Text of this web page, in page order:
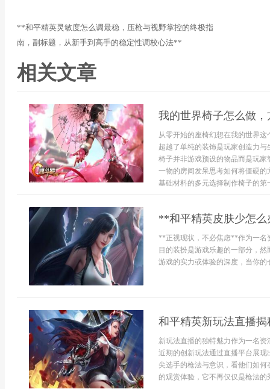
**和平精英灵敏度怎么调最稳，压枪与视野掌控的终极指
南，副标题，从新手到高手的稳定性调校心法**
相关文章
我的世界椅子怎么做
从零开始的座椅幻想在我的世界
超越了单纯的装饰是玩家创造力
椅子并非游戏预设的物品而是玩
一物的房间发呆思考如何将僵硬
基础材料的多元选择制作椅子的第
**和平精英皮肤少怎
**正视现状，不必焦虑**作为一名
目的装扮是游戏乐趣的一部分，
游戏的实力或体验的深度，当你
和平精英新玩法直播
新玩法直播的独特魅力作为一名
近期的创新玩法通过直播平台展
尖选手的枪法与意识，看他们如
的观赏体验，它不再仅仅是枪法